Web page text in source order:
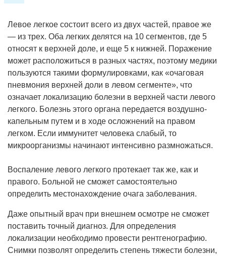
Левое легкое состоит всего из двух частей, правое же
— из трех. Оба легких делятся на 10 сегментов, где 5
относят к верхней доле, и еще 5 к нижней. Поражение
может расположиться в разных частях, поэтому медики
пользуются такими формулировками, как «очаговая
пневмония верхней доли в левом сегменте», что
означает локализацию болезни в верхней части левого
легкого. Болезнь этого органа передается воздушно-
капельным путем и в ходе осложнений на правом
легком. Если иммунитет человека слабый, то
микроорганизмы начинают интенсивно размножаться.
Воспаление левого легкого протекает так же, как и
правого. Больной не сможет самостоятельно
определить местонахождение очага заболевания.
Даже опытный врач при внешнем осмотре не сможет
поставить точный диагноз. Для определения
локализации необходимо провести рентгенографию.
Снимки позволят определить степень тяжести болезни,